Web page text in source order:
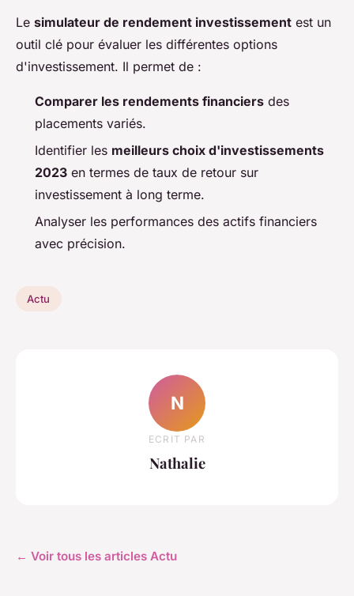
Le simulateur de rendement investissement est un
outil clé pour évaluer les différentes options
d'investissement. Il permet de :
Comparer les rendements financiers des
placements variés.
Identifier les meilleurs choix d'investissements
2023 en termes de taux de retour sur
investissement à long terme.
Analyser les performances des actifs financiers
avec précision.
Actu
N
ECRIT PAR
Nathalie
← Voir tous les articles Actu